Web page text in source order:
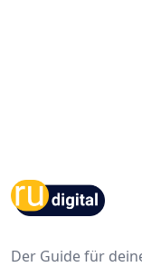
Der Guide für